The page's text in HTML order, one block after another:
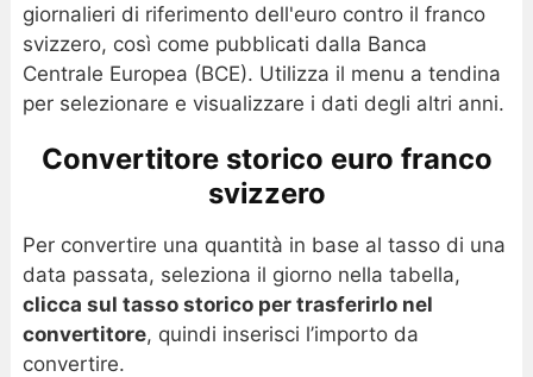
giornalieri di riferimento dell'euro contro il franco
svizzero, così come pubblicati dalla Banca
Centrale Europea (BCE). Utilizza il menu a tendina
per selezionare e visualizzare i dati degli altri anni.
Convertitore storico euro franco
svizzero
Per convertire una quantità in base al tasso di una
data passata, seleziona il giorno nella tabella,
clicca sul tasso storico per trasferirlo nel
convertitore, quindi inserisci l’importo da
convertire.